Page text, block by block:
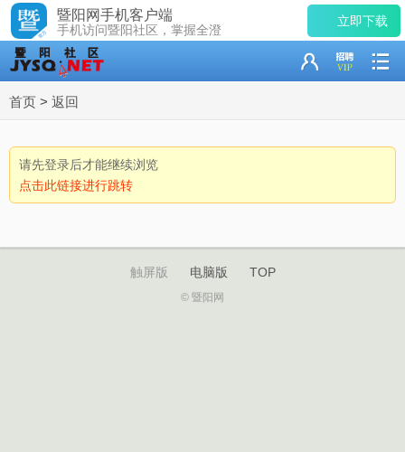
暨阳网手机客户端
手机访问暨阳社区，掌握全澄
立即下载
首页 > 返回
请先登录后才能继续浏览
点击此链接进行跳转
触屏版 电脑版 TOP
© 暨阳网